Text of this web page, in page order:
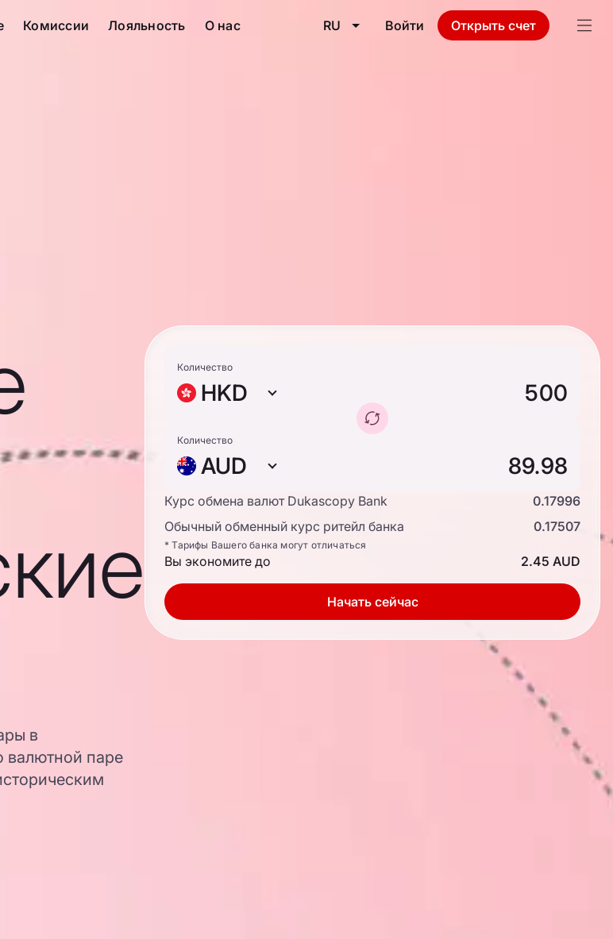
Комиссии Лояльность О нас RU Войти Открыть счет
в
валютной паре
Количество
HKD
Количество
AUD
Курс обмена валют Dukascopy Bank
0.17996
Обычный обменный курс ритейл банка
0.17507
* Тарифы Вашего банка могут отличаться
Вы экономите до 2.45 AUD
Начать сейчас